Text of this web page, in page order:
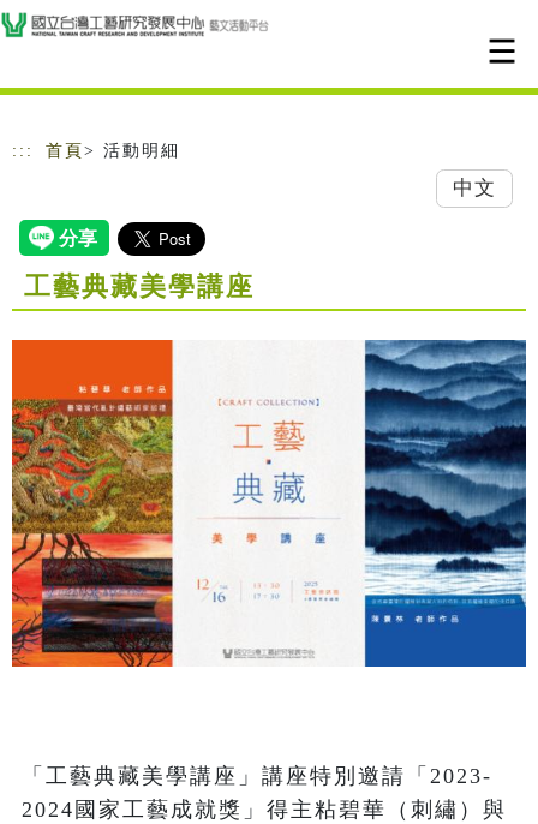
跳到主要內容
網站導覽
::: 首頁 > 活動明細
中文
工藝典藏美學講座
「工藝典藏美學講座」講座特別邀請「2023-
2024國家工藝成就獎」得主粘碧華（刺繡）與